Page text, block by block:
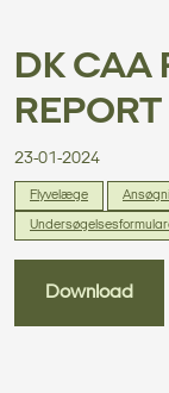
DK CAA
REPORT
23-01-2024
Flyvelæge
Download